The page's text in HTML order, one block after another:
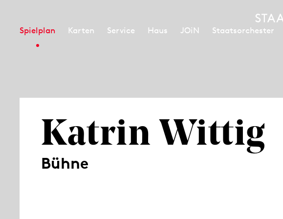
Spielplan Karten Service Haus JOiN Staatsorchester
Katrin Wittig
Bühne